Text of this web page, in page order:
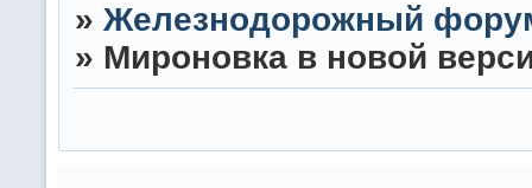
» Железнодорожный
» Мироновка в новой